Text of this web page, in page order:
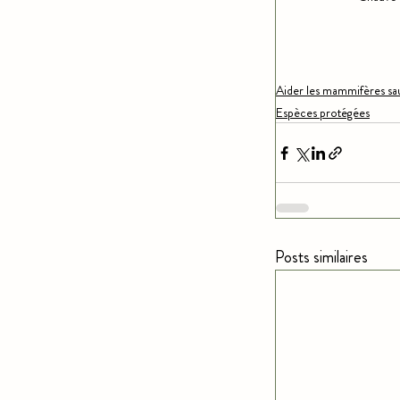
Aider les mammifères
Espèces protégées
Posts similaires